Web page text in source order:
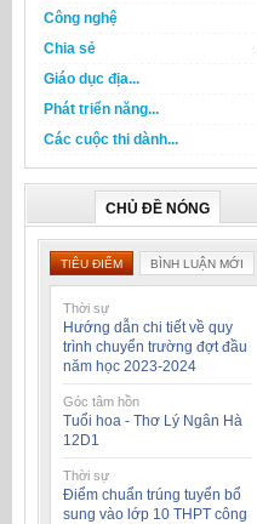
Công nghệ
Chia sẻ
Giáo dục địa...
Phát triển năng...
Các cuộc thi dành...
CHỦ ĐỀ NÓNG
TIÊU ĐIỂM BÌNH LUẬN MỚI
Thời sự
Hướng dẫn chi tiết về quy
trình chuyển trường đợt đầu
năm học 2023-2024
Góc tâm hồn
Tuổi hoa - Thơ Lý Ngân Hà
12D1
Thời sự
Điểm chuẩn trúng tuyển bổ
sung vào lớp 10 THPT công